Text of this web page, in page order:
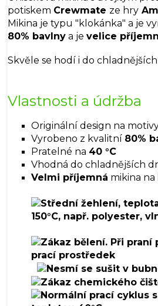
potiskem Crewmate ze hry
Mikina je typu "klokánka" a je
80% bavlny a je velice
Skvěle se hodí i do
Vlastnosti a údržba
Originální design na
Vyrobeno z kvalitní 80%
Pratelné na 40 °C
Vhodná do chladnějších
Velmi příjemná mikina na